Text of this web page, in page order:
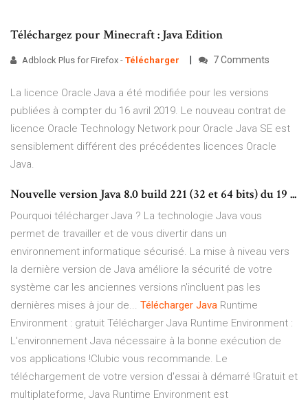
Téléchargez pour Minecraft : Java Edition
Adblock Plus for Firefox - Télécharger 7 Comments
La licence Oracle Java a été modifiée pour les versions
publiées à compter du 16 avril 2019. Le nouveau contrat de
licence Oracle Technology Network pour Oracle Java SE est
sensiblement différent des précédentes licences Oracle
Java.
Nouvelle version Java 8.0 build 221 (32 et 64 bits) du 19 ...
Pourquoi télécharger Java ? La technologie Java vous
permet de travailler et de vous divertir dans un
environnement informatique sécurisé. La mise à niveau vers
la dernière version de Java améliore la sécurité de votre
système car les anciennes versions n'incluent pas les
dernières mises à jour de... Télécharger Java Runtime
Environment : gratuit Télécharger Java Runtime Environment :
L'environnement Java nécessaire à la bonne exécution de
vos applications !Clubic vous recommande. Le
téléchargement de votre version d'essai à démarré !Gratuit et
multiplateforme, Java Runtime Environment est